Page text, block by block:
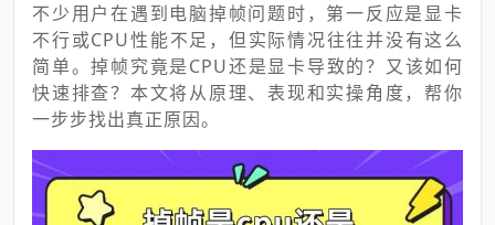
不少用户在遇到电脑掉帧问题时，第一反应是显卡
不行或CPU性能不足，但实际情况往往并没有这么
简单。掉帧究竟是CPU还是显卡导致的？又该如何
快速排查？本文将从原理、表现和实操角度，帮你
一步步找出真正原因。